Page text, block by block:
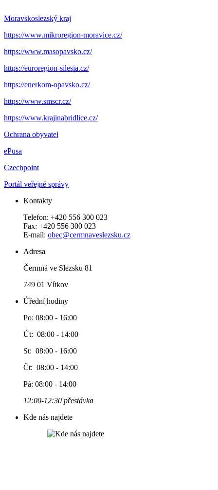
Moravskoslezský kraj
https://www.mikroregion-moravice.cz/
https://www.masopavsko.cz/
https://euroregion-silesia.cz/
https://enerkom-opavsko.cz/
https://www.smscr.cz/
https://www.krajinabridlice.cz/
Ochrana obyvatel
ePusa
Czechpoint
Portál veřejné správy
Kontakty
Telefon: +420 556 300 023
Fax: +420 556 300 023
E-mail: obec@cermnaveslezsku.cz
Adresa
Čermná ve Slezsku 81
749 01 Vítkov
Úřední hodiny
Po: 08:00 - 16:00
Út: 08:00 - 14:00
St: 08:00 - 16:00
Čt: 08:00 - 14:00
Pá: 08:00 - 14:00
12:00-12:30 přestávka
Kde nás najdete